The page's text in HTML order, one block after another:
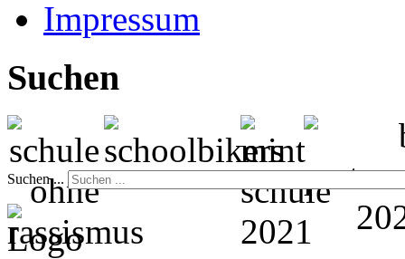
Impressum
Suchen
Suchen ...